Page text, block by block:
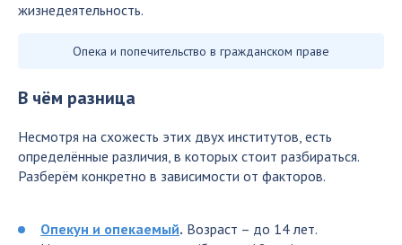
жизнедеятельность.
Опека и попечительство в гражданском праве
В чём разница
Несмотря на схожесть этих двух институтов, есть
определённые различия, в которых стоит разбираться.
Разберём конкретно в зависимости от факторов.
Опекун и опекаемый. Возраст – до 14 лет.